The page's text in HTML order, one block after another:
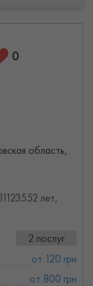
0
область,
лет,
2 послуг
от 120 грн
от 800 грн